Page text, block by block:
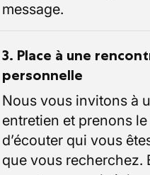
message.
3. Place à une
personnelle
Nous vous invitons à
entretien et prenons
d’écouter qui vous
que vous recherchez.